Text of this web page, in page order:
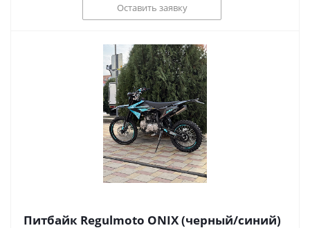
Оставить заявку
Питбайк Regulmoto ONIX (черный/синий)